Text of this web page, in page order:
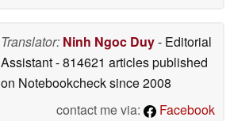
Translator: Ninh Ngoc Duy- Editorial
Assistant- 814621 articles published
on Notebookchecksince 2008
contact me via:
Facebook